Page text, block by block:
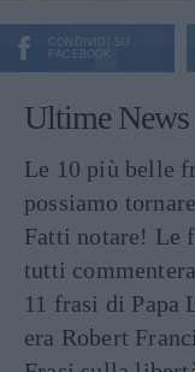
CONDIVIDI SU
FACEBOOK
Ultime News
Le 10 più belle
possiamo
Fatti notare! Le
tutti
11 frasi di Papa
era Robert